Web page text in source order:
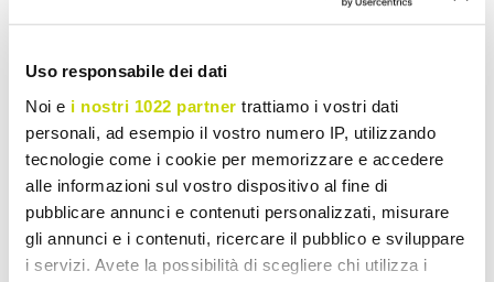
Uso responsabile dei dati
Noi e i nostri 1022 partner trattiamo i vostri dati
personali, ad esempio il vostro numero IP, utilizzando
tecnologie come i cookie per memorizzare e accedere
alle informazioni sul vostro dispositivo al fine di
pubblicare annunci e contenuti personalizzati, misurare
gli annunci e i contenuti, ricercare il pubblico e sviluppare
i servizi. Avete la possibilità di scegliere chi utilizza i
Wunschliste Schreiben Sie Ihren Beitrag
Gartenlampion